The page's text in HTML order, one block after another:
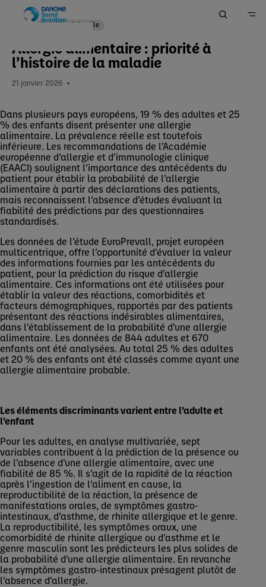
Accueil
Me Former
Actualités
Nutrition Infantile
21 janvier 2026
Allergie alimentaire : priorité à
l’histoire de la maladie
Dans plusieurs pays européens, 19 % des adultes et 25
% des enfants disent présenter une allergie
alimentaire. La prévalence réelle est toutefois
inférieure. Les recommandations de l’Académie
européenne d’allergie et d’immunologie clinique
(EAACI) soulignent l’importance des antécédents du
patient pour établir la probabilité de l’allergie
alimentaire à partir des déclarations des patients,
mais reconnaissent l’absence d’études évaluant la
fiabilité des prédictions par des questionnaires
standardisés.
Les données de l’étude EuroPrevall, projet européen
multicentrique, offre l’opportunité d’évaluer la valeur
des informations fournies par les antécédents du
patient, pour la prédiction du risque d’allergie
alimentaire. Ces informations ont été utilisées pour
établir la valeur des réactions, comorbidités et
facteurs démographiques, rapportés par des patients
présentant des réactions indésirables alimentaires,
dans l’établissement de la probabilité d’une allergie
alimentaire. Les données de 844 adultes et 670
enfants ont été analysées. Au total 25 % des adultes
et 20 % des enfants ont été classés comme ayant une
allergie alimentaire probable.
Les éléments discriminants varient entre l’adulte et
l’enfant
Pour les adultes, en analyse multivariée, sept
variables contribuent à la prédiction de la présence ou
de l’absence d’une allergie alimentaire, avec une
fiabilité de 85 %. Il s’agit de la rapidité de la réaction
après l’ingestion de l’aliment en cause, la
reproductibilité de la réaction, la présence de
manifestations orales, de symptômes gastro-
intestinaux, d’asthme, de rhinite allergique et le genre.
La reproductibilité, les symptômes oraux, une
comorbidité de rhinite allergique ou d’asthme et le
genre masculin sont les prédicteurs les plus solides de
la probabilité d’une allergie alimentaire. En revanche
les symptômes gastro-intestinaux présagent plutôt de
l’absence d’allergie.